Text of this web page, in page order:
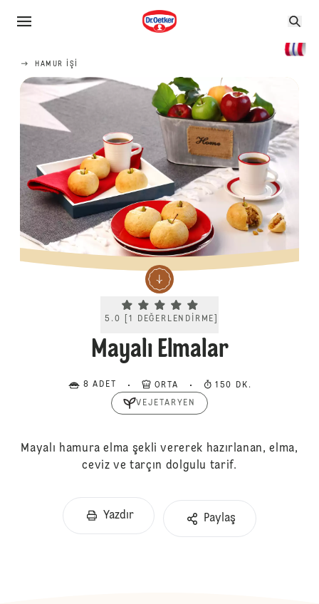
HAMUR IŞI
Current rating 5.0. Click to rate.
5.0 [1 DEĞERLENDIRME
Mayalı Elmalar
8 ADET ORTA 150 DK.
VEJETARYEN
Mayalı hamura elma şekli vererek hazırlanan, elma,
ceviz ve tarçın dolgulu tarif.
Yazdır Paylaş